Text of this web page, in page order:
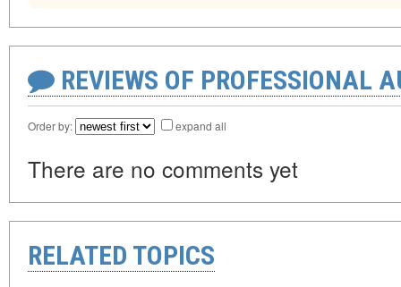
REVIEWS OF PROFESSIONAL
Order by: expand all
There are no comments yet
RELATED TOPICS